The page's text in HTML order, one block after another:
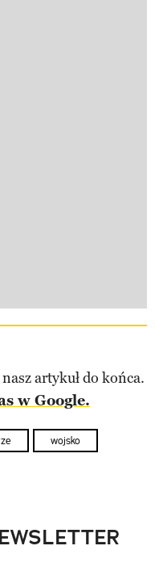
artykuł do końca.
w Google.
wojsko